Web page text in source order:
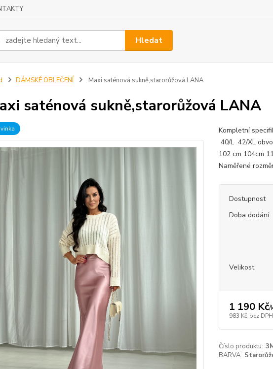
Hledat
DÁMSKÉ OBLEČENÍ Maxi saténová sukně,starorůžová LANA
saténová sukně,starorůžová LANA
Kompletní
40/L 42/XL
102 cm 104cm
Naměřené
Dostupnost
Doba dodání
Velikost
1 190 Kč/
983 Kč bez DPH
Číslo produktu:
BARVA: